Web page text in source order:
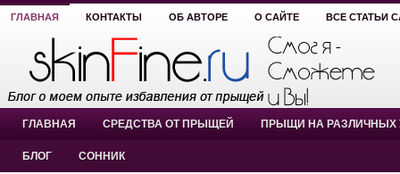
ГЛАВНАЯ КОНТАКТЫ ОБ АВТОРЕ О САЙТЕ ВСЕ СТАТЬИ
ГЛАВНАЯ СРЕДСТВА ОТ ПРЫЩЕЙ ПРЫЩИ НА РАЗЛИЧНЫХ
БЛОГ СОННИК